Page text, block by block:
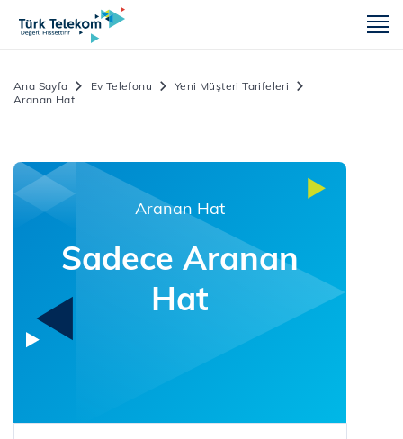
Ana Sayfa Ev Telefonu
Yeni Müşteri Tarifeleri
Aranan Hat
Aranan Hat
Sadece Aranan
Hat